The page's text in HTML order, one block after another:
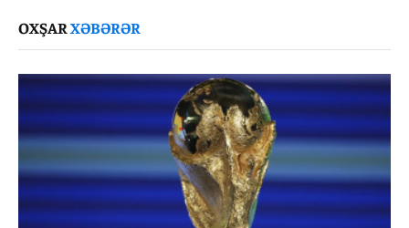
OXŞARXƏBƏRƏR